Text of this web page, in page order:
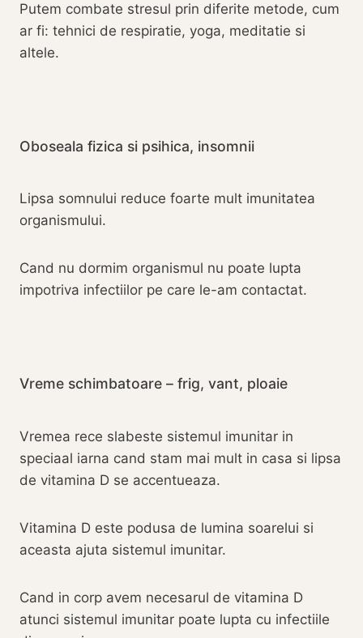
Putem combate stresul prin diferite metode, cum
ar fi: tehnici de respiratie, yoga, meditatie si
altele.
Oboseala fizica si psihica, insomnii
Lipsa somnului reduce foarte mult imunitatea
organismului.
Cand nu dormim organismul nu poate lupta
impotriva infectiilor pe care le-am contactat.
Vreme schimbatoare – frig, vant, ploaie
Vremea rece slabeste sistemul imunitar in
speciaal iarna cand stam mai mult in casa si lipsa
de vitamina D se accentueaza.
Vitamina D este podusa de lumina soarelui si
aceasta ajuta sistemul imunitar.
Cand in corp avem necesarul de vitamina D
atunci sistemul imunitar poate lupta cu infectiile